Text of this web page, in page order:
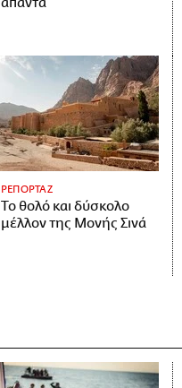
ΡΕΠΟΡΤΑΖ
Το θολό και δύσκολο
μέλλον της Μονής Σινά